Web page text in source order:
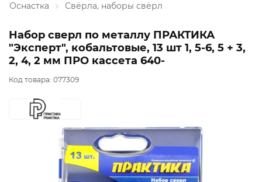
Оснастка
Свёрла, наборы свёрл
Набор сверл по металлу ПРАКТИКА
"Эксперт", кобальтовые, 13 шт 1, 5-6, 5 + 3,
2, 4, 2 мм ПРО кассета 640-
Код товара: 077309